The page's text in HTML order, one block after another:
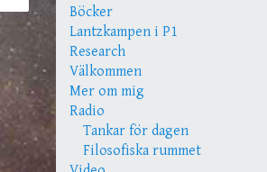
Böcker
Lantzkampen i P1
Research
Välkommen
Mer om mig
Radio
Tankar för dagen
Filosofiska rummet